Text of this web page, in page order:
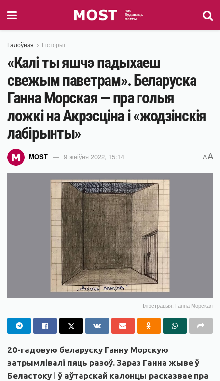
Галоўная Гісторыі
«Калі ты яшчэ падыхаеш
свежым паветрам». Беларуска
Ганна Морская — пра голыя
ложкі на Акрэсціна і «жодзінскія
лабірынты»
MOST 9 жніўня 2022, 15:14 AA
Ілюстрацыя: Ганна Морская
20-гадовую беларуску Ганну Морскую
затрымлівалі пяць разоў. Зараз Ганна жыве ў
Беластоку і ў аўтарскай калонцы расказвае пра